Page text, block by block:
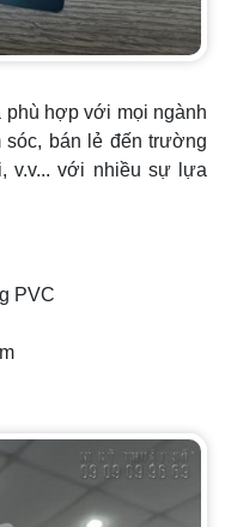
phù hợp với mọi ngành
sóc, bán lẻ đến trường
v.v... với nhiều sự lựa
PVC